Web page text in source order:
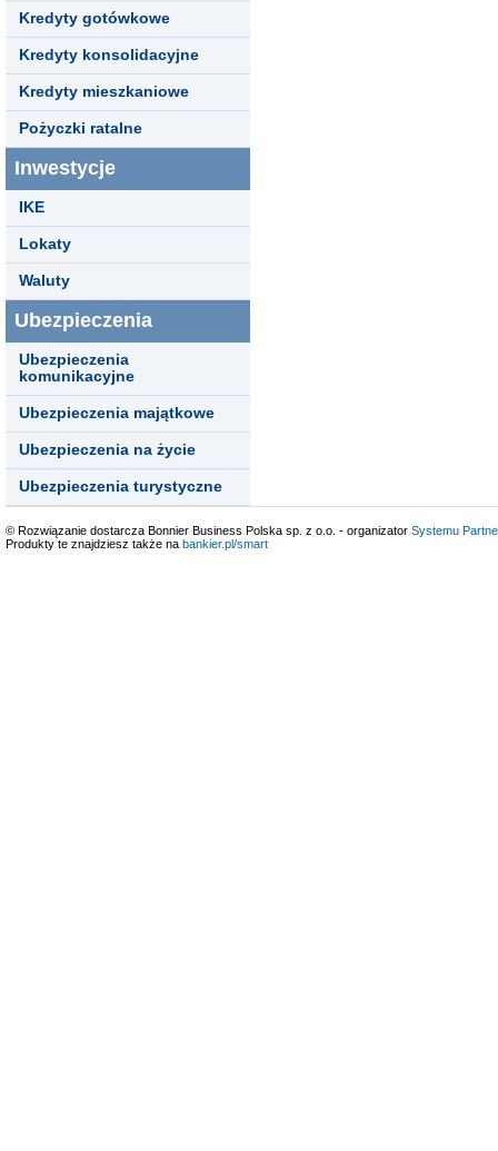
Kredyty gotówkowe
Kredyty konsolidacyjne
Kredyty mieszkaniowe
Pożyczki ratalne
Inwestycje
IKE
Lokaty
Waluty
Ubezpieczenia
Ubezpieczenia
komunikacyjne
Ubezpieczenia majątkowe
Ubezpieczenia na życie
Ubezpieczenia turystyczne
© Rozwiązanie dostarcza Bonnier Business Polska sp. z o.o. - organizator Systemu
Produkty te znajdziesz także na bankier.pl/smart